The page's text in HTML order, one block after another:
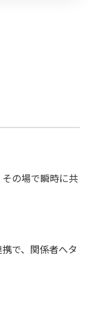
の場で瞬時に共
で、関係者へタ